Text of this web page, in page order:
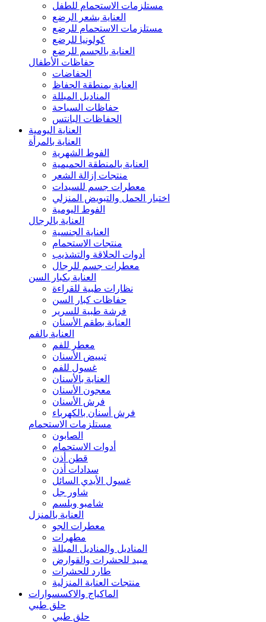
مستلزمات الاستحمام للطفل
العناية بشعر الرضع
مستلزمات الاستحمام للرضع
كولونيا للرضع
العناية بالجسم للرضع
حفاظات الأطفال
الحفاضات
العناية بمنطقة الحفاظ
المناديل المبللة
حفاظات السباحة
الحفاظات البانتس
العناية اليومية
العناية بالمرأة
الفوط الشهرية
العناية بالمنطقة الحميمية
منتجات إزالة الشعر
معطرات جسم للسيدات
اختبار الحمل والتبويض المنزلي
الفوط اليومية
العناية بالرجال
العناية الجنسية
منتجات الاستحمام
أدوات الحلاقة والتشذيب
معطرات جسم للرجال
العناية بكبار السن
نظارات طبية للقراءة
حفاظات كبار السن
فرشة طبية للسرير
العناية بطقم الأسنان
العناية بالفم
معطر للفم
تبييض الأسنان
غسول للفم
العناية بالأسنان
معجون الأسنان
فرش الأسنان
فرش أسنان بالكهرباء
مستلزمات الاستحمام
الصابون
أدوات الاستحمام
قطن أذن
سدادات أذن
غسول الأيدي السائل
شاور جل
شامبو وبلسم
العناية بالمنزل
معطرات الجو
مطهرات
المناديل والمناديل المبللة
مبيد للحشرات والقوارض
طارد للحشرات
منتجات العناية المنزلية
الماكياج والاكسسوارات
حلق طبي
حلق طبي